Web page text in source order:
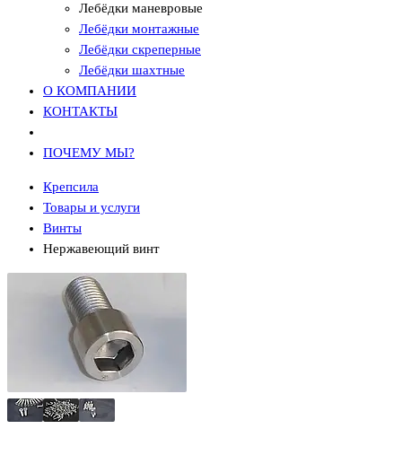
Лебёдки маневровые
Лебёдки монтажные
Лебёдки скреперные
Лебёдки шахтные
О КОМПАНИИ
КОНТАКТЫ
ПОЧЕМУ МЫ?
Крепсила
Товары и услуги
Винты
Нержавеющий винт